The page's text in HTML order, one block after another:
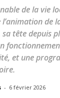
de la vie
l’animation de
sa tête depuis
et une
- 6 février 2026